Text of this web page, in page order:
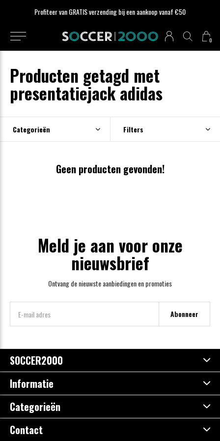
0
Profiteer van GRATIS verzending bij een aankoop vanaf €50
Producten getagd met
presentatiejack adidas
Categorieën Filters
Geen producten gevonden!
Meld je aan voor onze
nieuwsbrief
Ontvang de nieuwste aanbiedingen en promoties
Abonneer
SOCCER2000
Informatie
Categorieën
Contact